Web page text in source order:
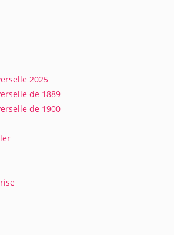
2025
de 1889
de 1900